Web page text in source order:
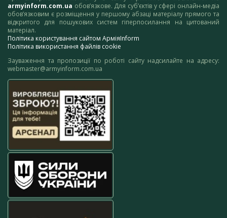
armyinform.com.ua обов’язкове. Для суб’єктів у сфері онлайн-медіа
обов’язковим є розміщення у першому абзаці матеріалу прямого та
відкритого для пошукових систем гіперпосилання на цитований
матеріал.
Політика користування сайтом АрміяInform
Політика використання файлів cookie
Зауваження та пропозиції по роботі сайту надсилайте на адресу:
webmaster@armyinform.com.ua